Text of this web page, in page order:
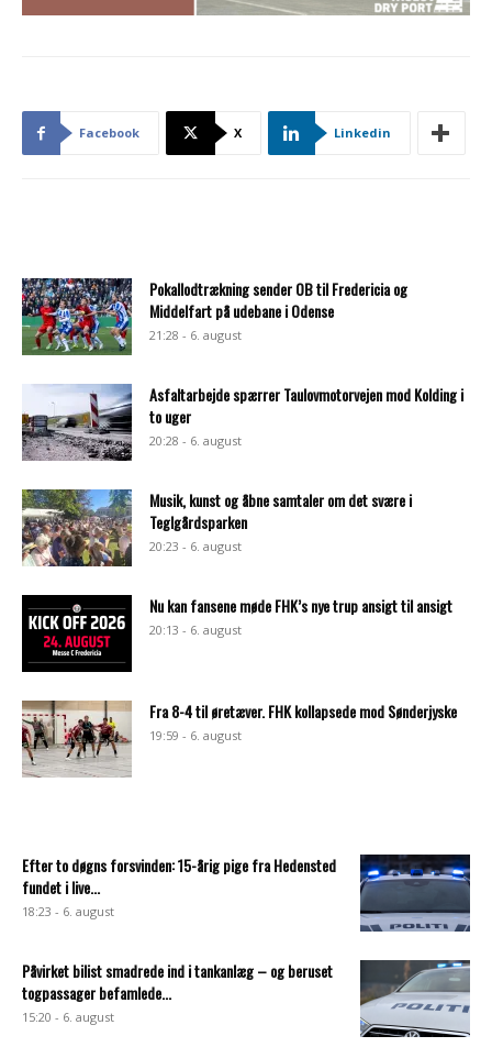
Facebook X Linkedin
Pokallodtrækning sender OB til Fredericia og
Middelfart på udebane i Odense
21:28 - 6. august
Asfaltarbejde spærrer Taulovmotorvejen mod Kolding i
to uger
20:28 - 6. august
Musik, kunst og åbne samtaler om det svære i
Teglgårdsparken
20:23 - 6. august
Nu kan fansene møde FHK’s nye trup ansigt til ansigt
20:13 - 6. august
Fra 8-4 til øretæver. FHK kollapsede mod Sønderjyske
19:59 - 6. august
Efter to døgns forsvinden: 15-årig pige fra Hedensted
fundet i live...
18:23 - 6. august
Påvirket bilist smadrede ind i tankanlæg – og beruset
togpassager befamlede...
15:20 - 6. august